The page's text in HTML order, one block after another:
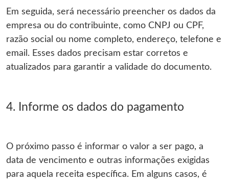
Em seguida, será necessário preencher os dados da
empresa ou do contribuinte, como CNPJ ou CPF,
razão social ou nome completo, endereço, telefone e
email. Esses dados precisam estar corretos e
atualizados para garantir a validade do documento.
4. Informe os dados do pagamento
O próximo passo é informar o valor a ser pago, a
data de vencimento e outras informações exigidas
para aquela receita específica. Em alguns casos, é